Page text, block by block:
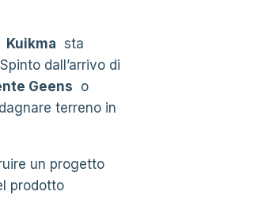
Kuikma sta
dall’arrivo di
Geens o
terreno in
un progetto
prodotto